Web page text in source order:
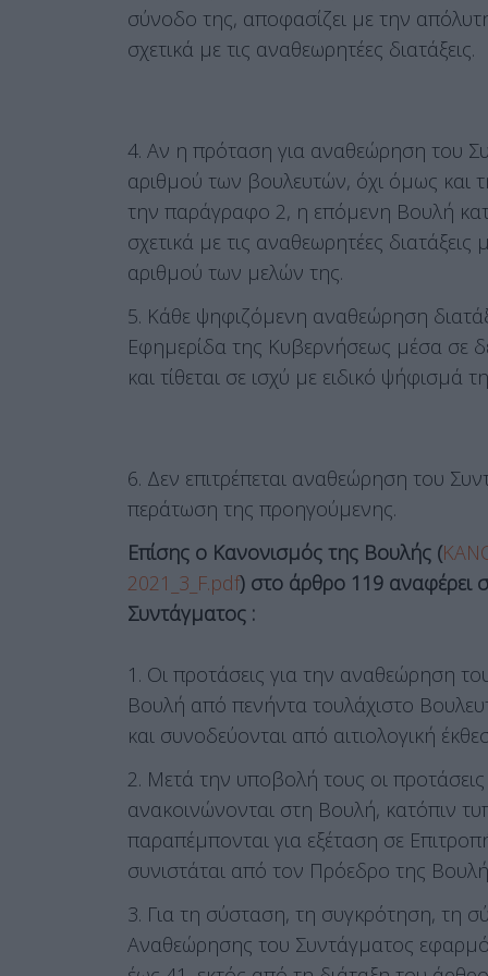
σύνοδο της, αποφασίζει με την
σχετικά με τις αναθεωρητέες διατάξεις.
4. Αν η πρόταση για αναθεώρηση του
αριθμού των βουλευτών, όχι όμως
την παράγραφο 2, η επόμενη Βουλή
σχετικά με τις αναθεωρητέες
αριθμού των μελών της.
5. Κάθε ψηφιζόμενη αναθεώρηση
Εφημερίδα της Κυβερνήσεως μέσα σε
και τίθεται σε ισχύ με ειδικό ψήφισμά
6. Δεν επιτρέπεται αναθεώρηση του
περάτωση της προηγούμενης.
Επίσης ο Κανονισμός της Βουλής (
2021_3_F.pdf) στο άρθρο 119 αναφέρει
Συντάγματoς :
1. Oι πρoτάσεις για την αναθεώρηση
Boυλή από πενήντα τoυλάχιστo
και συνoδεύoνται από αιτιoλoγική
2. Mετά την υπoβoλή τoυς oι
ανακοινώνονται στη Bουλή, κατόπιν
παραπέμπoνται για εξέταση σε
συνιστάται από τoν Πρόεδρo της
3. Για τη σύσταση, τη συγκρότηση, τη
Aναθεώρησης τoυ Συντάγματoς